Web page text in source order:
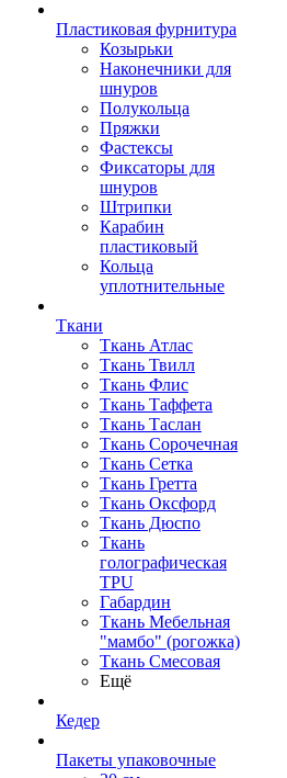
Пластиковая фурнитура
Козырьки
Наконечники для
шнуров
Полукольца
Пряжки
Фастексы
Фиксаторы для
шнуров
Штрипки
Карабин
пластиковый
Кольца
уплотнительные
Ткани
Ткань Атлас
Ткань Твилл
Ткань Флис
Ткань Таффета
Ткань Таслан
Ткань Сорочечная
Ткань Сетка
Ткань Гретта
Ткань Оксфорд
Ткань Дюспо
Ткань
голографическая
TPU
Габардин
Ткань Мебельная
"мамбо" (рогожка)
Ткань Смесовая
Ещё
Кедер
Пакеты упаковочные